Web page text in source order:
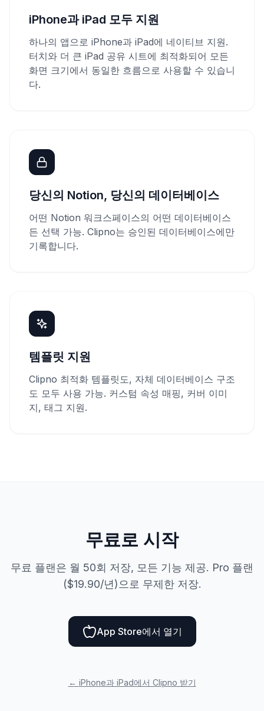
iPhone과 iPad 모두 지원
하나의 앱으로 iPhone과 iPad에 네이티브 지원.
터치와 더 큰 iPad 공유 시트에 최적화되어 모든
화면 크기에서 동일한 흐름으로 사용할 수 있습니
다.
당신의 Notion, 당신의 데이터베이스
어떤 Notion 워크스페이스의 어떤 데이터베이스
든 선택 가능. Clipno는 승인된 데이터베이스에만
기록합니다.
템플릿 지원
Clipno 최적화 템플릿도, 자체 데이터베이스 구조
도 모두 사용 가능. 커스텀 속성 매핑, 커버 이미
지, 태그 지원.
무료로 시작
무료 플랜은 월 50회 저장, 모든 기능 제공. Pro 플랜
($19.90/년)으로 무제한 저장.
App Store에서 열기
← iPhone과 iPad에서 Clipno 받기